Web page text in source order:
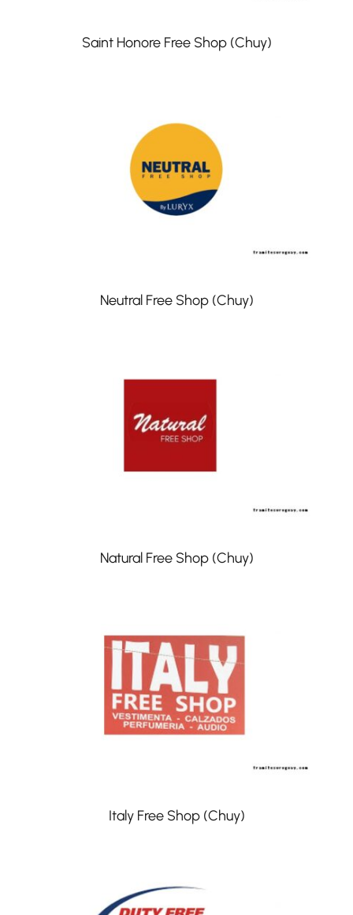
Saint Honore Free Shop (Chuy)
Neutral Free Shop (Chuy)
Natural Free Shop (Chuy)
Italy Free Shop (Chuy)